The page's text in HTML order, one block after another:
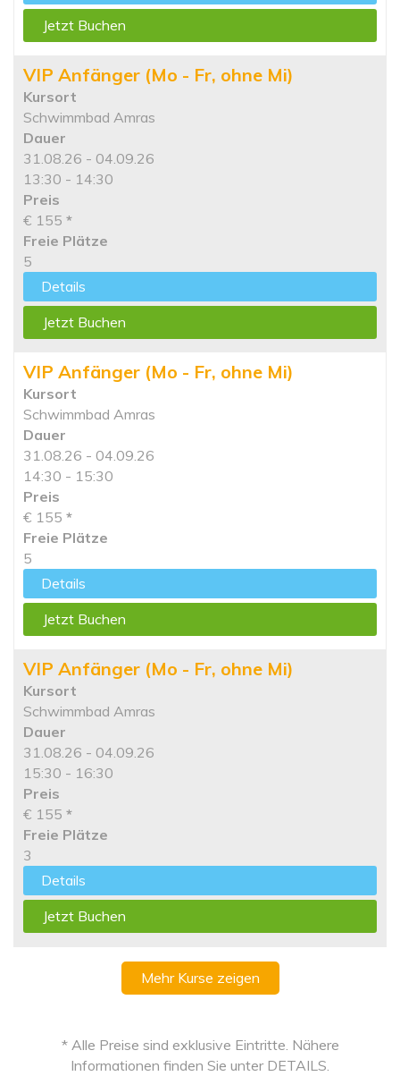
Jetzt Buchen
VIP Anfänger (Mo - Fr, ohne Mi)
Kursort
Schwimmbad Amras
Dauer
31.08.26 - 04.09.26
13:30 - 14:30
Preis
€ 155 *
Freie Plätze
5
Details
Jetzt Buchen
VIP Anfänger (Mo - Fr, ohne Mi)
Kursort
Schwimmbad Amras
Dauer
31.08.26 - 04.09.26
14:30 - 15:30
Preis
€ 155 *
Freie Plätze
5
Details
Jetzt Buchen
VIP Anfänger (Mo - Fr, ohne Mi)
Kursort
Schwimmbad Amras
Dauer
31.08.26 - 04.09.26
15:30 - 16:30
Preis
€ 155 *
Freie Plätze
3
Details
Jetzt Buchen
Mehr Kurse zeigen
* Alle Preise sind exklusive Eintritte. Nähere
Informationen finden Sie unter DETAILS.